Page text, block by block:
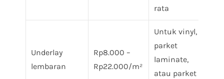
rata
Underlay
lembaran
Rp8.000 –
Rp22.000/m²
Untuk vinyl,
parket
laminate,
atau parket